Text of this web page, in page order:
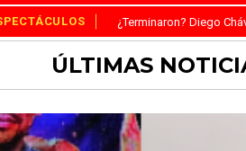
¿Terminaron? Diego
ÚLTIMAS